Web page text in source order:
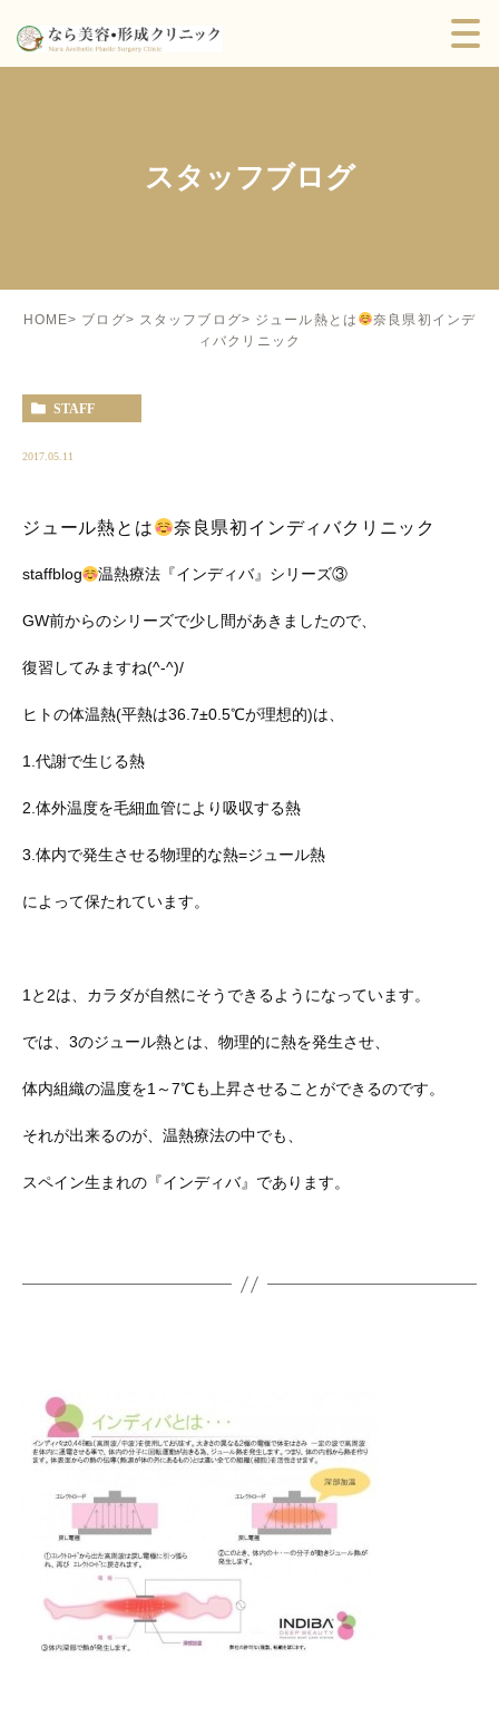
スタッフブログ
HOME ブログ スタッフブログ ジュール熱とは
奈良県初インデ
ィバクリニック
STAFF
2017.05.11
ジュール熱とは 奈良県初インディバクリニック
staffblog 温熱療法『インディバ』シリーズ③
GW前からのシリーズで少し間があきましたので、
復習してみますね(^-^)/
ヒトの体温熱(平熱は36.7±0.5℃が理想的)は、
1.代謝で生じる熱
2.体外温度を毛細血管により吸収する熱
3.体内で発生させる物理的な熱=ジュール熱
によって保たれています。
1と2は、カラダが自然にそうできるようになっています。
では、3のジュール熱とは、物理的に熱を発生させ、
体内組織の温度を1～7℃も上昇させることができるのです。
それが出来るのが、温熱療法の中でも、
スペイン生まれの『インディバ』であります。